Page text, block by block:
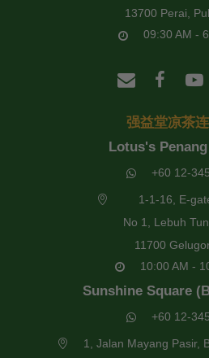
13700 Perai,
09:30 AM -
强益堂凉茶
Lotus's
+60 12-
1-1-16, E-
No 1, Lebuh
11700
10:00 AM -
Sunshine Square
+60 12-
1, Jalan Mayang Pasir,